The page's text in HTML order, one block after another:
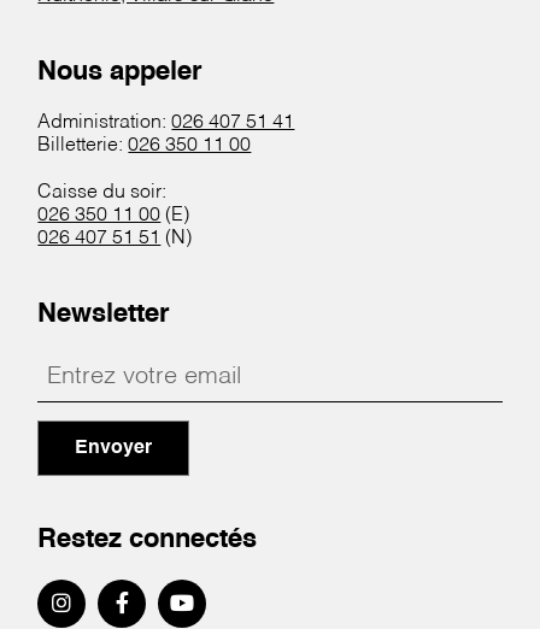
Nous appeler
Administration:026 407 51 41
Billetterie:026 350 11 00
Caisse du soir:
026 350 11 00 (E)
026 407 51 51 (N)
Newsletter
Envoyer
Restez connectés